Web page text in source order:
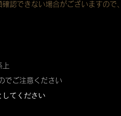
認できない場合がございますので、
上
でご注意ください
してください